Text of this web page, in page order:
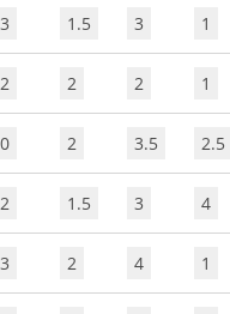
3 1.5 3 1
2 2 2 1
0 2 3.5 2.5
2 1.5 3 4
3 2 4 1